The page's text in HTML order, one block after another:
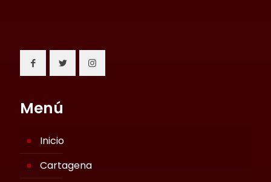
Menú
Inicio
Cartagena